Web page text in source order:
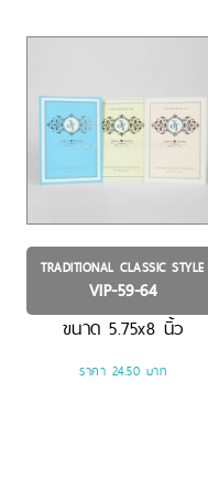
TRADITIONAL CLASSIC STYLE
VIP-59-64
ขนาด5.75x8 นิ้ว
ราคา 24.50 บาท